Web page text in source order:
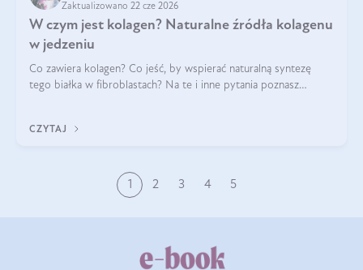
Zaktualizowano 22 cze 2026
W czym jest kolagen? Naturalne źródła kolagenu
w jedzeniu
Co zawiera kolagen? Co jeść, by wspierać naturalną syntezę
tego białka w fibroblastach? Na te i inne pytania poznasz
CZYTAJ
1 2 3 4 5